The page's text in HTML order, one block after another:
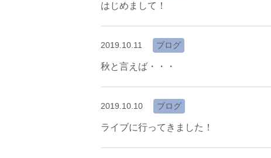
はじめまして！
2019.10.11 ブログ
秋と言えば・・・
2019.10.10 ブログ
ライブに行ってきました！